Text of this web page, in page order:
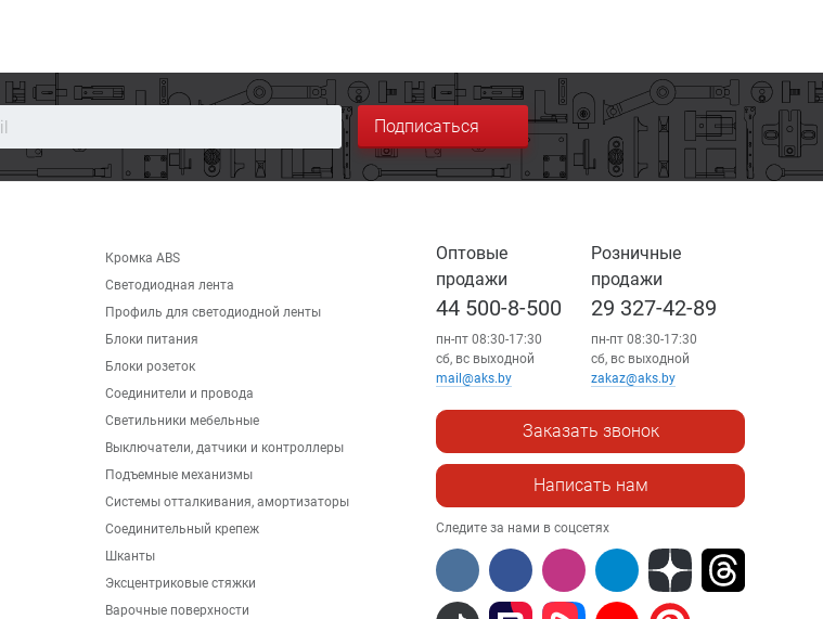
Подписаться
Кромка ABS
Светодиодная лента
Профиль для светодиодной ленты
Блоки питания
Блоки розеток
Соединители и провода
Светильники мебельные
Выключатели, датчики и контроллеры
Подъемные механизмы
Системы отталкивания, амортизаторы
Соединительный крепеж
Шканты
Эксцентриковые стяжки
Варочные поверхности
Оптовые
продажи
44 500-8-500
пн-пт 08:30-17:30
сб, вс выходной
mail@aks.by
Розничные
продажи
29 327-42-89
пн-пт 08:30-17:30
сб, вс выходной
zakaz@aks.by
Заказать звонок
Написать нам
Следите за нами в соцсетях